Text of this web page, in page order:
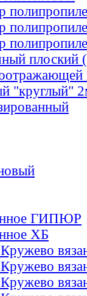
плоский
"круглый"
ГИПЮР
ХБ